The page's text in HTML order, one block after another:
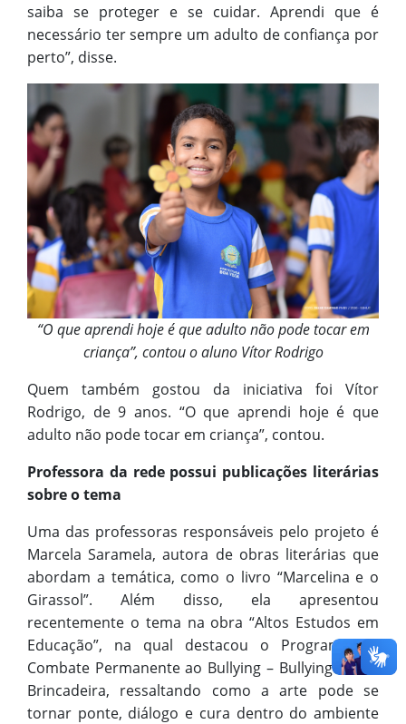
saiba se proteger e se cuidar. Aprendi que é
necessário ter sempre um adulto de confiança por
perto”, disse.
“O que aprendi hoje é que adulto não pode tocar em
criança”, contou o aluno Vítor Rodrigo
Quem também gostou da iniciativa foi Vítor
Rodrigo, de 9 anos. “O que aprendi hoje é que
adulto não pode tocar em criança”, contou.
Professora da rede possui publicações literárias
sobre o tema
Uma das professoras responsáveis pelo projeto é
Marcela Saramela, autora de obras literárias que
abordam a temática, como o livro “Marcelina e o
Girassol”. Além disso, ela apresentou
recentemente o tema na obra “Altos Estudos em
Educação”, na qual destacou o Programa de
Combate Permanente ao Bullying – Bullying Não é
Brincadeira, ressaltando como a arte pode se
tornar ponte, diálogo e cura dentro do ambiente